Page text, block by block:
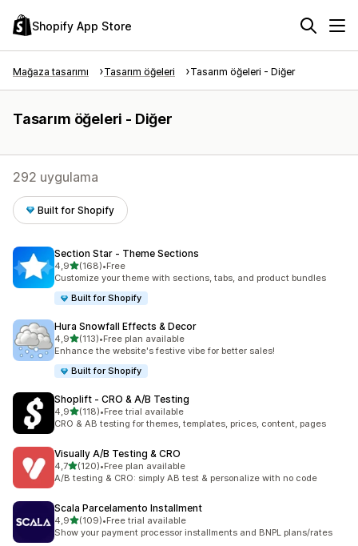
Shopify App Store
Mağaza tasarımı Tasarım öğeleri Tasarım öğeleri - Diğer
Tasarım öğeleri - Diğer
292 uygulama
Built for Shopify
Section Star ‑ Theme Sections
4,95 yıldız üzerinden
(168)
toplam 168 değerlendirme
•Free
Customize your theme with sections, tabs, and product bundles
Built for Shopify
Hura Snowfall Effects & Decor
4,95 yıldız üzerinden
(113)
toplam 113 değerlendirme
•Free plan available
Enhance the website's festive vibe for better sales!
Built for Shopify
Shoplift ‑ CRO & A/B Testing
4,95 yıldız üzerinden
(118)
toplam 118 değerlendirme
•Free trial available
CRO & AB testing for themes, templates, prices, content, pages
Visually A/B Testing & CRO
4,75 yıldız üzerinden
(120)
toplam 120 değerlendirme
•Free plan available
A/B testing & CRO: simply AB test & personalize with no code
Scala Parcelamento Installment
4,95 yıldız üzerinden
(109)
toplam 109 değerlendirme
•Free trial available
Show your payment processor installments and BNPL plans/rates